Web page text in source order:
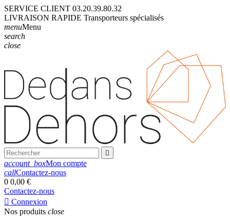
SERVICE CLIENT 03.20.39.80.32
LIVRAISON RAPIDE Transporteurs spécialisés
menuMenu
search
close

account_boxMon compte
callContactez-nous
0 0,00 €
Contactez-nous
 Connexion
Nos produits close